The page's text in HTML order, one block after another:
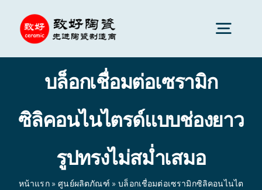
content
เซรามิกขั้นสูง
ส่วนประกอบเซรามิก
บริการ
บล็อกเชื่อมต่อเซรามิก
ซิลิคอนไนไตรด์แบบช่องยาว
รูปทรงไม่สม่ำเสมอ
หน้าแรก»ศูนย์ผลิตภัณฑ์ »บล็อกเชื่อมต่อเซรามิกซิลิคอนไนไต